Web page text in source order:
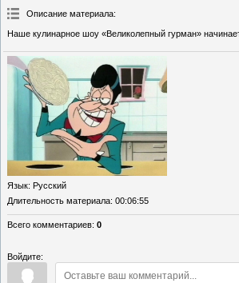
Описание материала:
Наше кулинарное шоу «Великолепный гурман»
Язык: Русский
Длительность материала: 00:06:55
Всего комментариев: 0
Войдите: